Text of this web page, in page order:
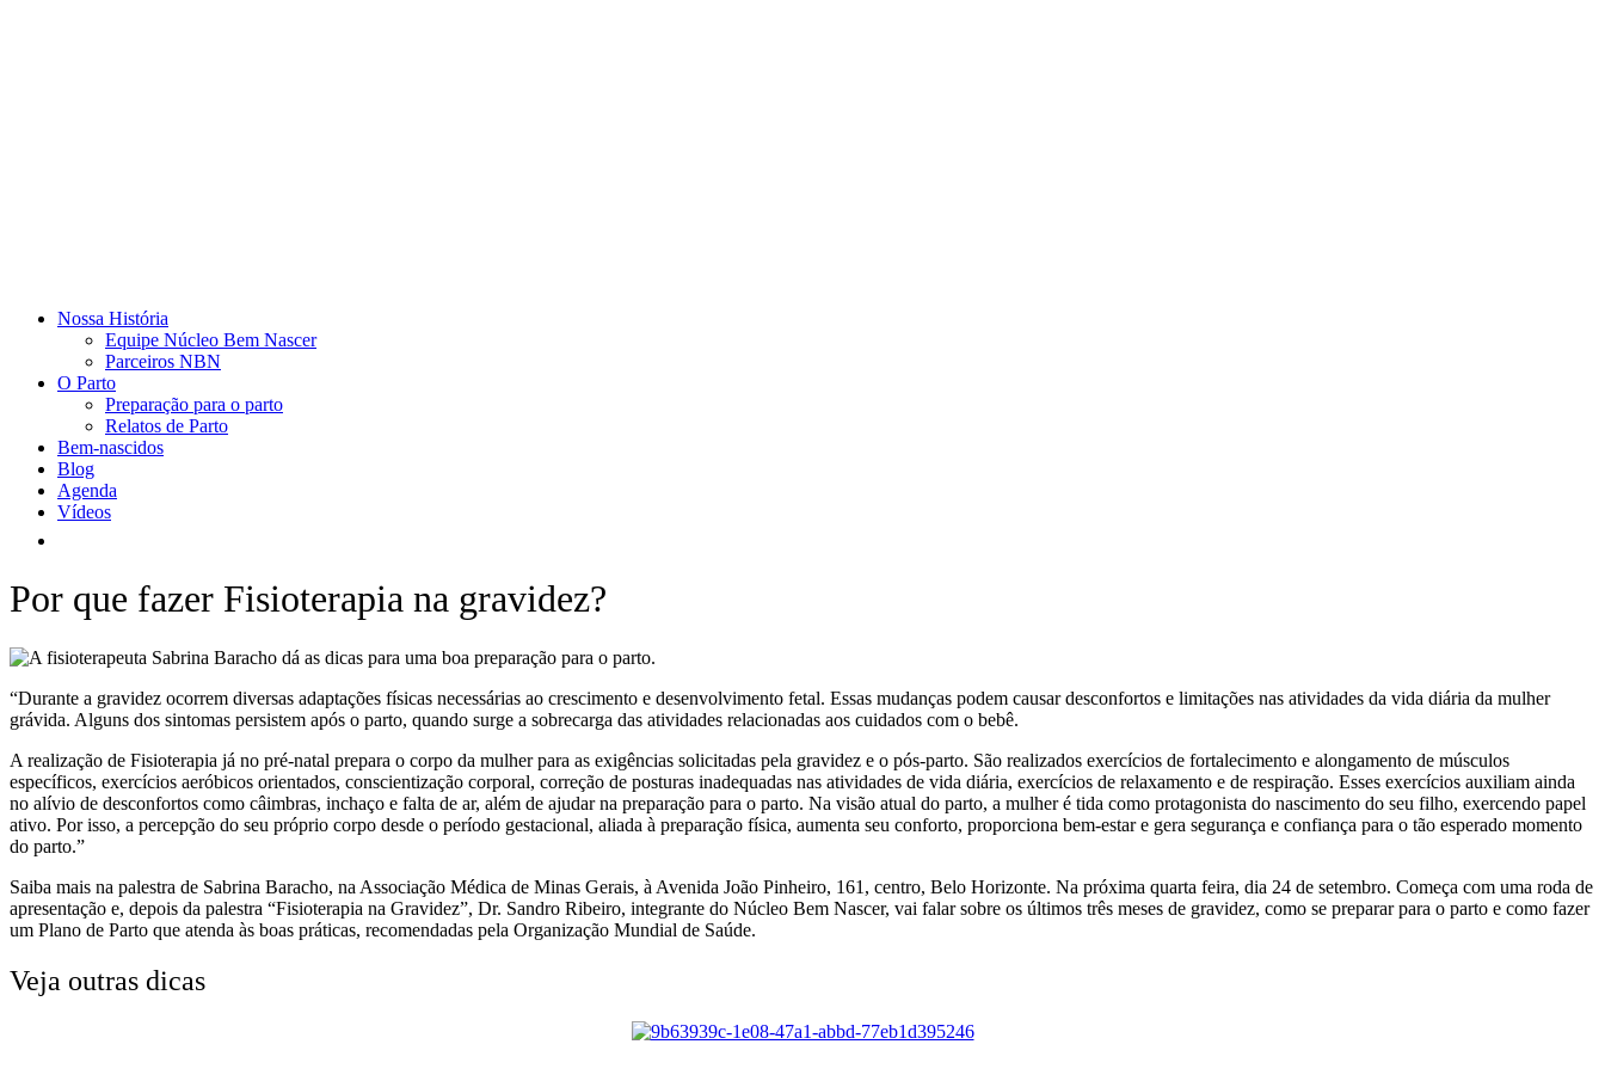
Nossa História
Equipe Núcleo Bem Nascer
Parceiros NBN
O Parto
Preparação para o parto
Relatos de Parto
Bem-nascidos
Blog
Agenda
Vídeos
Por que fazer Fisioterapia na gravidez?
“Durante a gravidez ocorrem diversas adaptações físicas necessárias ao crescimento e desenvolvimento fetal. Essas mudanças podem causar desconfortos e limitações nas atividades da vida diária da mulher
grávida. Alguns dos sintomas persistem após o parto, quando surge a sobrecarga das atividades relacionadas aos cuidados com o bebê.
A realização de Fisioterapia já no pré-natal prepara o corpo da mulher para as exigências solicitadas pela gravidez e o pós-parto. São realizados exercícios de fortalecimento e alongamento de músculos
específicos, exercícios aeróbicos orientados, conscientização corporal, correção de posturas inadequadas nas atividades de vida diária, exercícios de relaxamento e de respiração. Esses exercícios auxiliam ainda
no alívio de desconfortos como câimbras, inchaço e falta de ar, além de ajudar na preparação para o parto. Na visão atual do parto, a mulher é tida como protagonista do nascimento do seu filho, exercendo papel
ativo. Por isso, a percepção do seu próprio corpo desde o período gestacional, aliada à preparação física, aumenta seu conforto, proporciona bem-estar e gera segurança e confiança para o tão esperado momento
do parto.”
Saiba mais na palestra de Sabrina Baracho, na Associação Médica de Minas Gerais, à Avenida João Pinheiro, 161, centro, Belo Horizonte. Na próxima quarta feira, dia 24 de setembro. Começa com uma roda de
apresentação e, depois da palestra “Fisioterapia na Gravidez”, Dr. Sandro Ribeiro, integrante do Núcleo Bem Nascer, vai falar sobre os últimos três meses de gravidez, como se preparar para o parto e como fazer
um Plano de Parto que atenda às boas práticas, recomendadas pela Organização Mundial de Saúde.
Veja outras dicas